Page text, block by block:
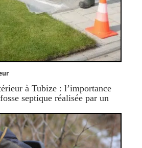
à Tubize : l’importance
septique réalisée par un